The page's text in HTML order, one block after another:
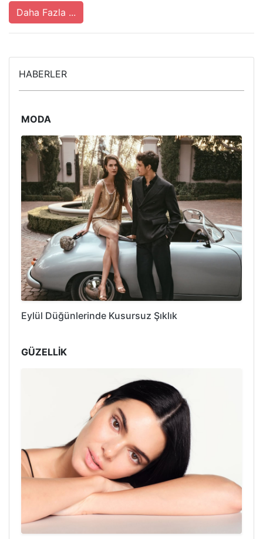
Daha Fazla ...
HABERLER
MODA
Eylül Düğünlerinde Kusursuz Şıklık
GÜZELLİK